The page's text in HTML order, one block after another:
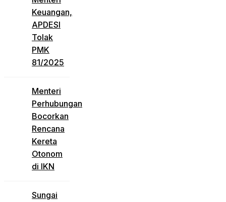
Keuangan,
APDESI
Tolak
PMK
81/2025
Menteri
Perhubungan
Bocorkan
Rencana
Kereta
Otonom
di IKN
Sungai